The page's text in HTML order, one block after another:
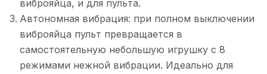
виброяйца, и для пульта.
Автономная вибрация: при полном выключении
виброяйца пульт превращается в
самостоятельную небольшую игрушку с 8
режимами нежной вибрации. Идеально для